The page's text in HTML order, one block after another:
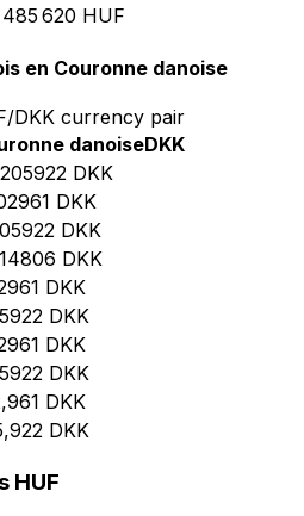
485 620 HUF
en Couronne danoise
DKK currency pair
danoiseDKK
DKK
DKK
DKK
DKK
DKK
DKK
DKK
DKK
DKK
DKK
HUF